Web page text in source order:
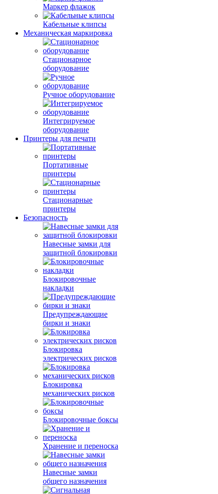
Маркер флажок
Кабельные клипсы
Механическая маркировка
Стационарное
оборудование
Ручное оборудование
Интегрируемое
оборудование
Принтеры для печати
Портативные
принтеры
Стационарные
принтеры
Безопасность
Навесные замки для
защитной блокировки
Блокировочные
накладки
Предупреждающие
бирки и знаки
Блокировка
электрических рисков
Блокировка
механических рисков
Блокировочные боксы
Хранение и переноска
Навесные замки
общего назначения